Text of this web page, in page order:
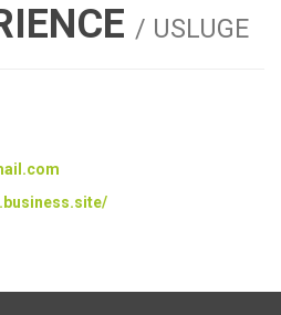
/ USLUGE